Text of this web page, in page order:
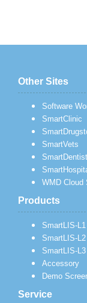
Other Sites
Software
SmartClinic
SmartVets
SmartDentist
WMD Cloud
Products
SmartLIS-L1
SmartLIS-L2
SmartLIS-L3
Accessory
Demo
Service